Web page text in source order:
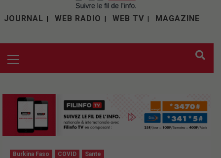
JOURNAL WEB RADIO WEB TV MAGAZINE
Burkina Faso COVID Sante